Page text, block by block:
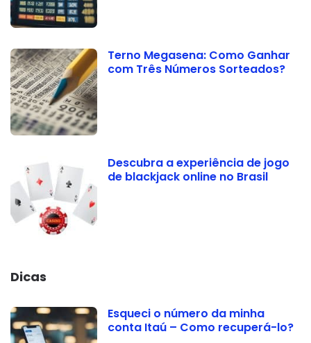
Terno Megasena: Como Ganhar
com Três Números Sorteados?
Descubra a experiência de jogo
de blackjack online no Brasil
Dicas
Esqueci o número da minha
conta Itaú – Como recuperá-lo?